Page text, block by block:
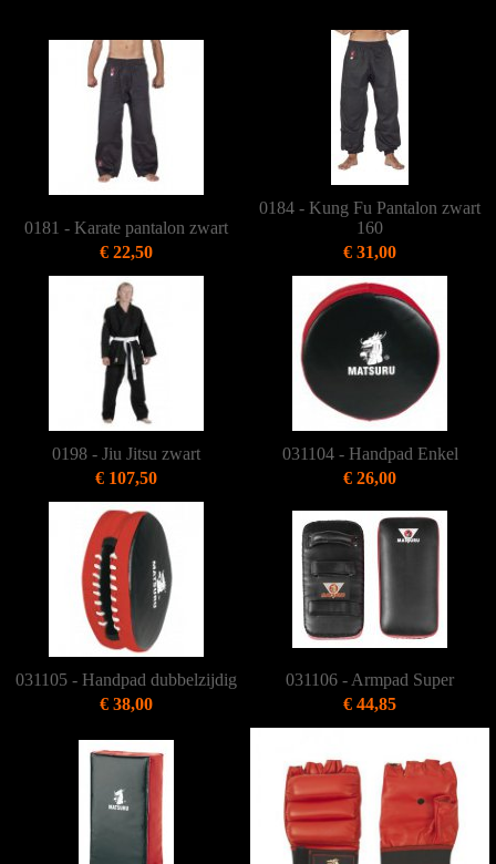
0181 - Karate pantalon zwart
€ 22,50
0184 - Kung Fu Pantalon zwart
160
€ 31,00
0198 - Jiu Jitsu zwart
€ 107,50
031104 - Handpad Enkel
€ 26,00
031105 - Handpad dubbelzijdig
€ 38,00
031106 - Armpad Super
€ 44,85